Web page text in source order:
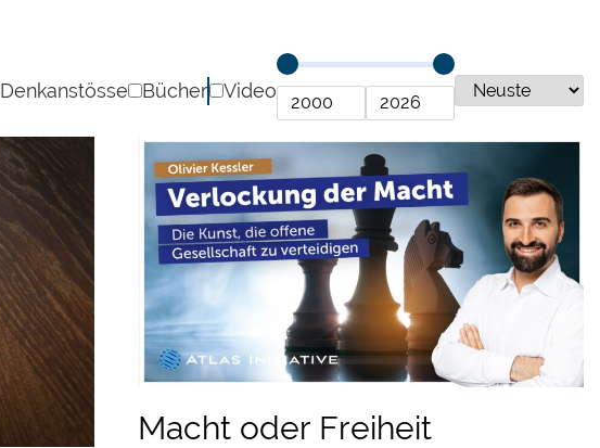
Denkanstösse Bücher Video
Macht oder Freiheit